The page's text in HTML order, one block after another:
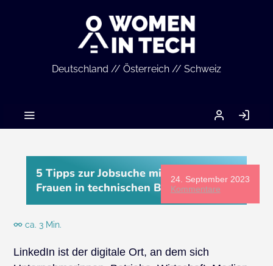
Deutschland // Österreich // Schweiz
MEIN
ACCOUNT
24. September 2023
Kommentare
5 Tipps zur Jobsuche mit LinkedIn für
Frauen in technischen Berufen
ca. 3 Min.
LinkedIn ist der digitale Ort, an dem sich